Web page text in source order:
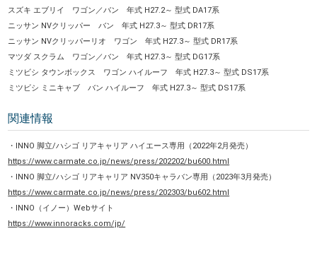
スズキ エブリイ ワゴン／バン 年式 H27.2～ 型式 DA17系
ニッサン NVクリッパー バン 年式 H27.3～ 型式 DR17系
ニッサン NVクリッパーリオ ワゴン 年式 H27.3～ 型式 DR17系
マツダ スクラム ワゴン／バン 年式 H27.3～ 型式 DG17系
ミツビシ タウンボックス ワゴン ハイルーフ 年式 H27.3～ 型式 DS17系
ミツビシ ミニキャブ バン ハイルーフ 年式 H27.3～ 型式 DS17系
関連情報
・INNO 脚立/ハシゴ リアキャリア ハイエース専用（2022年2月発売）
https://www.carmate.co.jp/news/press/202202/bu600.html
・INNO 脚立/ハシゴ リアキャリア NV350キャラバン専用（2023年3月発売）
https://www.carmate.co.jp/news/press/202303/bu602.html
・INNO（イノー）Webサイト
https://www.innoracks.com/jp/